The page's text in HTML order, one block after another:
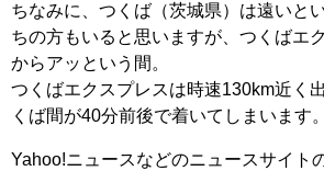
ちなみに、つくば（茨城県）は遠いと
ちの方もいると思いますが、つくばエ
からアッという間。
つくばエクスプレスは時速130km近く
くば間が40分前後で着いてしまいます。
Yahoo!ニュースなどのニュースサイト